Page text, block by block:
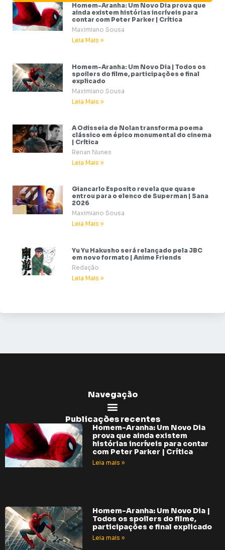
Homem-Aranha: Um Novo Dia prova que
ainda existem histórias incríveis para
contar com Peter Parker | Crítica
Maximiano Sousa
Leia Mais »
Homem-Aranha: Um Novo Dia | Todos os
spoilers do filme, participações e final
explicado
Maximiano Sousa
Leia Mais »
A Odisseia de Nolan transforma poema
clássico em épico monumental do cinema
| Crítica
Renan Nunes
Leia Mais »
Giancarlo Esposito revela que quase
entrou para o elenco de Superman | Sana
2026
Maximiano Sousa
Leia Mais »
Yu Yu Hakusho será relançado pela JBC
em novo formato | Anime Friends
Redação
Leia Mais »
Navegação
Publicações recentes
Homem-Aranha: Um Novo Dia
prova que ainda existem
histórias incríveis para contar
com Peter Parker | Crítica
Leia mais »
Homem-Aranha: Um Novo Dia |
Todos os spoilers do filme,
participações e final explicado
Leia mais »